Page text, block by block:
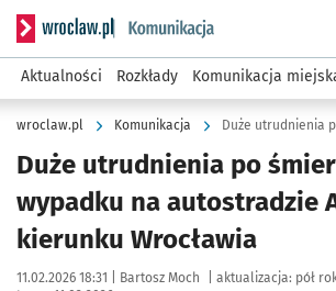
Serwis informacyjny wroclaw.pl
Aktualności Rozkłady Komunikacja
wroclaw.pl Komunikacja
Duże utrudnienia po
wypadku na autostradzie
kierunku Wrocławia
Data publikacji:
11.02.2026 18:31 | Autor:
Bartosz Moch aktualizacja: pół